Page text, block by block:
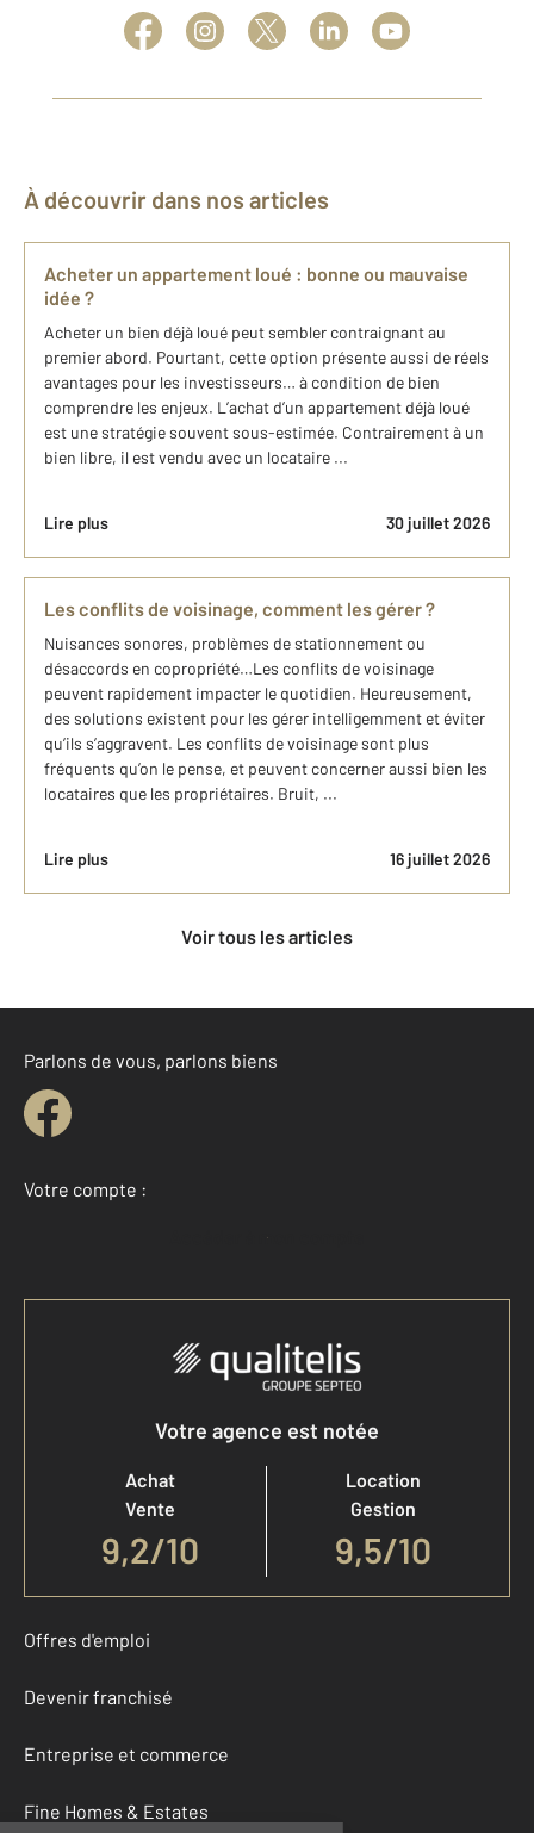
À découvrir dans nos articles
Acheter un appartement loué : bonne ou mauvaise
idée ?
Acheter un bien déjà loué peut sembler contraignant au
premier abord. Pourtant, cette option présente aussi de réels
avantages pour les investisseurs… à condition de bien
comprendre les enjeux. L’achat d’un appartement déjà loué
est une stratégie souvent sous-estimée. Contrairement à un
bien libre, il est vendu avec un locataire ...
Lire plus 30 juillet 2026
Les conflits de voisinage, comment les gérer ?
Nuisances sonores, problèmes de stationnement ou
désaccords en copropriété…Les conflits de voisinage
peuvent rapidement impacter le quotidien. Heureusement,
des solutions existent pour les gérer intelligemment et éviter
qu’ils s’aggravent. Les conflits de voisinage sont plus
fréquents qu’on le pense, et peuvent concerner aussi bien les
locataires que les propriétaires. Bruit, ...
Lire plus 16 juillet 2026
Voir tous les articles
Parlons de vous, parlons biens
Votre compte :
Accéder à mon compte
Votre agence est notée
Achat
Vente
9,2/10
Location
Gestion
9,5/10
Offres d'emploi
Devenir franchisé
Entreprise et commerce
Fine Homes & Estates